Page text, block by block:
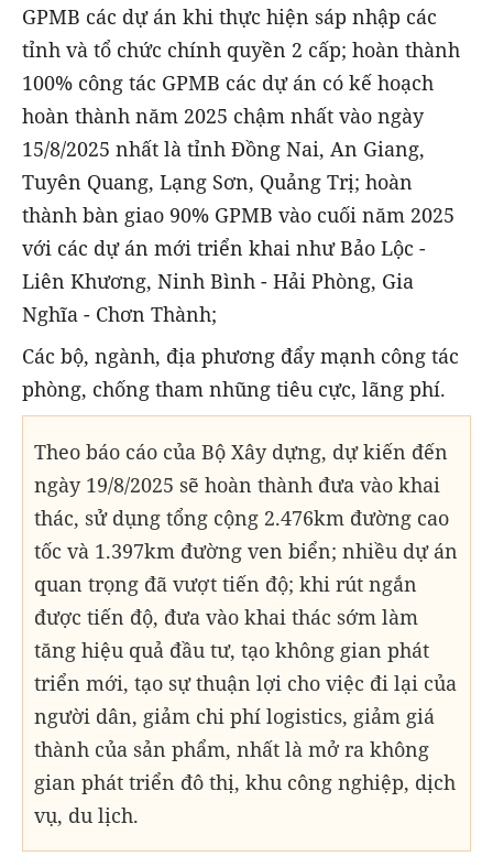
GPMB các dự án khi thực hiện sáp nhập các
tỉnh và tổ chức chính quyền 2 cấp; hoàn thành
100% công tác GPMB các dự án có kế hoạch
hoàn thành năm 2025 chậm nhất vào ngày
15/8/2025 nhất là tỉnh Đồng Nai, An Giang,
Tuyên Quang, Lạng Sơn, Quảng Trị; hoàn
thành bàn giao 90% GPMB vào cuối năm 2025
với các dự án mới triển khai như Bảo Lộc -
Liên Khương, Ninh Bình - Hải Phòng, Gia
Nghĩa - Chơn Thành;
Các bộ, ngành, địa phương đẩy mạnh công tác
phòng, chống tham nhũng tiêu cực, lãng phí.
Theo báo cáo của Bộ Xây dựng, dự kiến đến
ngày 19/8/2025 sẽ hoàn thành đưa vào khai
thác, sử dụng tổng cộng 2.476km đường cao
tốc và 1.397km đường ven biển; nhiều dự án
quan trọng đã vượt tiến độ; khi rút ngắn
được tiến độ, đưa vào khai thác sớm làm
tăng hiệu quả đầu tư, tạo không gian phát
triển mới, tạo sự thuận lợi cho việc đi lại của
người dân, giảm chi phí logistics, giảm giá
thành của sản phẩm, nhất là mở ra không
gian phát triển đô thị, khu công nghiệp, dịch
vụ, du lịch.